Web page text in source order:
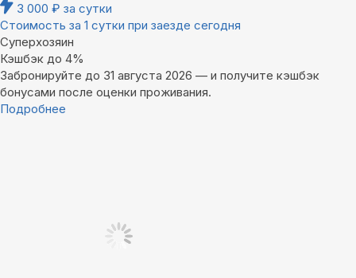
3 000 ₽ за сутки
Стоимость за 1 сутки при заезде сегодня
Суперхозяин
Кэшбэк до 4%
Забронируйте до 31 августа 2026 — и получите кэшбэк
бонусами после оценки проживания.
Подробнее